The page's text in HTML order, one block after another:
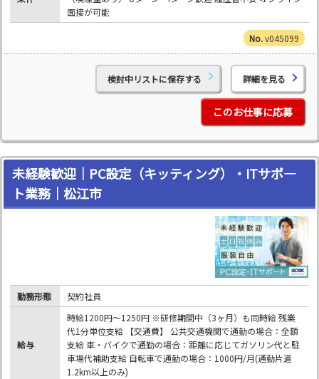
面接が可能
v045099
検討中リストに保存する 詳細を見る
このお仕事に応募
未経験歓迎｜PC設定（キッティング）・ITサポ―
ト業務｜松江市
勤務形態 契約社員
給与
時給1200円～1250円 ※研修期間中（3ヶ月）も同時給 残業
代1分単位支給 【交通費】 公共交通機関で通勤の場合：全額
支給 車・バイクで通勤の場合：距離に応じてガソリン代と駐
車場代補助支給 自転車で通勤の場合：1000円/月(通勤片道
1.2km以上のみ)